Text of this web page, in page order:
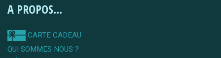
A PROPOS...
CARTE CADEAU
QUI SOMMES NOUS ?